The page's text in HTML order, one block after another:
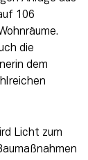
106
die
dem
Licht zum